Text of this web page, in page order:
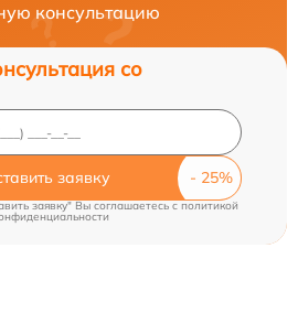
консультацию
со
заявку
заявку" Вы соглашаетесь c политикой